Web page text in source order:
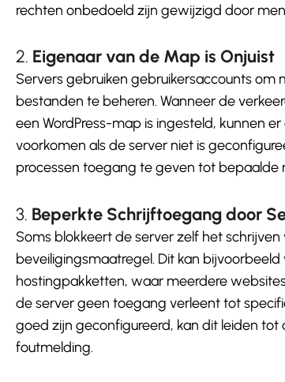
rechten onbedoeld zijn gewijzigd door
2. Eigenaar van de Map is Onjuist
Servers gebruiken gebruikersaccounts om
bestanden te beheren. Wanneer de
een WordPress-map is ingesteld, kunnen
voorkomen als de server niet is
processen toegang te geven tot bepaalde
3. Beperkte Schrijftoegang door
Soms blokkeert de server zelf het
beveiligingsmaatregel. Dit kan
hostingpakketten, waar meerdere
de server geen toegang verleent tot
goed zijn geconfigureerd, kan dit leiden tot
foutmelding.